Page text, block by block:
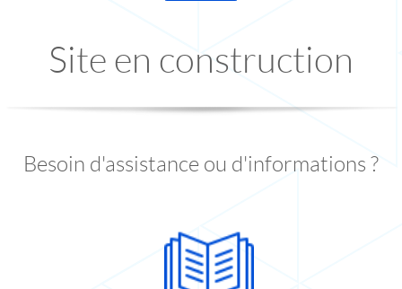
Site en construction
Besoin d'assistance ou d'informations ?